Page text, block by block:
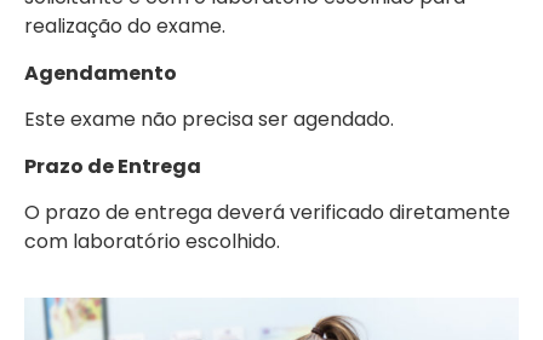
realização do exame.
Agendamento
Este exame não precisa ser agendado.
Prazo de Entrega
O prazo de entrega deverá verificado diretamente
com laboratório escolhido.